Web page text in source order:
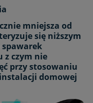
mniejsza od
się niższym
czym nie
przy stosowaniu
domowej